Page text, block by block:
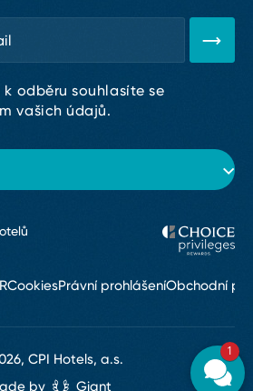
k odběru souhlasíte se
vašich údajů.
CookiesPrávní prohlášeníObchodní
CPI Hotels, a.s.
by Giant
1